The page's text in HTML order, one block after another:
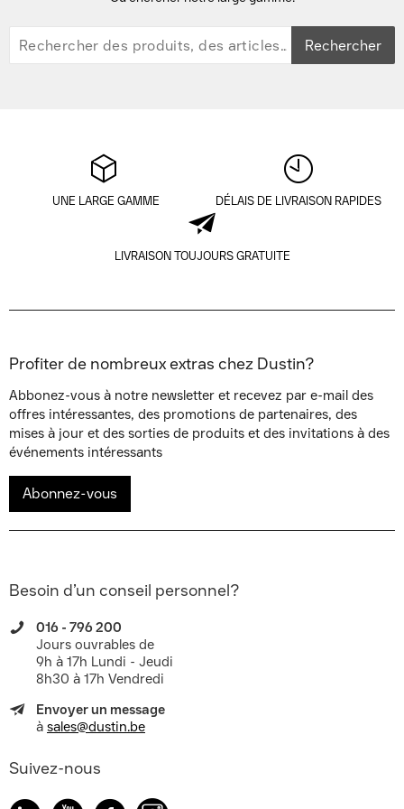
Rechercher
UNE LARGE GAMME DÉLAIS DE LIVRAISON RAPIDES
LIVRAISON TOUJOURS GRATUITE
Profiter de nombreux extras chez Dustin?
Abbonez-vous à notre newsletter et recevez par e-mail des
offres intéressantes, des promotions de partenaires, des
mises à jour et des sorties de produits et des invitations à des
événements intéressants
Abonnez-vous
Besoin d’un conseil personnel?
016 - 796 200
Jours ouvrables de
9h à 17h Lundi - Jeudi
8h30 à 17h Vendredi
Envoyer un message
à sales@dustin.be
Suivez-nous